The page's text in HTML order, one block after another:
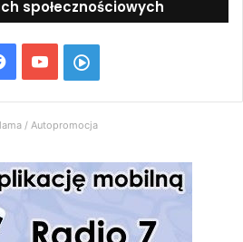
społecznościowych
Facebook
YouTubeWłącz
Radio
7
/ Autopromocja